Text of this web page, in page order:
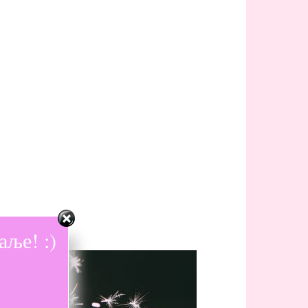
:)